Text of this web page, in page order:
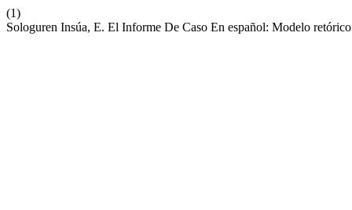
(1)
Sologuren Insúa, E. El Informe De Caso En español: Modelo